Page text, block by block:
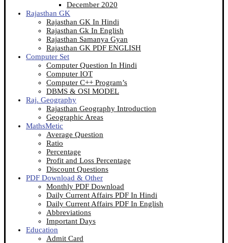
December 2020
Rajasthan GK
Rajasthan GK In Hindi
Rajasthan Gk In English
Rajasthan Samanya Gyan
Rajasthan GK PDF ENGLISH
Computer Set
Computer Question In Hindi
Computer IOT
Computer C++ Program’s
DBMS & OSI MODEL
Raj. Geography
Rajasthan Geography Introduction
Geographic Areas
MathsMetic
Average Question
Ratio
Percentage
Profit and Loss Percentage
Discount Questions
PDF Download & Other
Monthly PDF Download
Daily Current Affairs PDF In Hindi
Daily Current Affairs PDF In English
Abbreviations
Important Days
Education
Admit Card